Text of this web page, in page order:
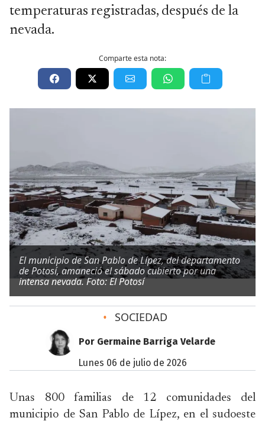
temperaturas registradas, después de la
nevada.
Comparte esta nota:
El municipio de San Pablo de Lípez, del departamento
de Potosí, amaneció el sábado cubierto por una
intensa nevada. Foto: El Potosí
• SOCIEDAD
Por Germaine Barriga Velarde
lunes 06 de julio de 2026
Unas 800 familias de 12 comunidades del
municipio de San Pablo de Lípez, en el sudoeste